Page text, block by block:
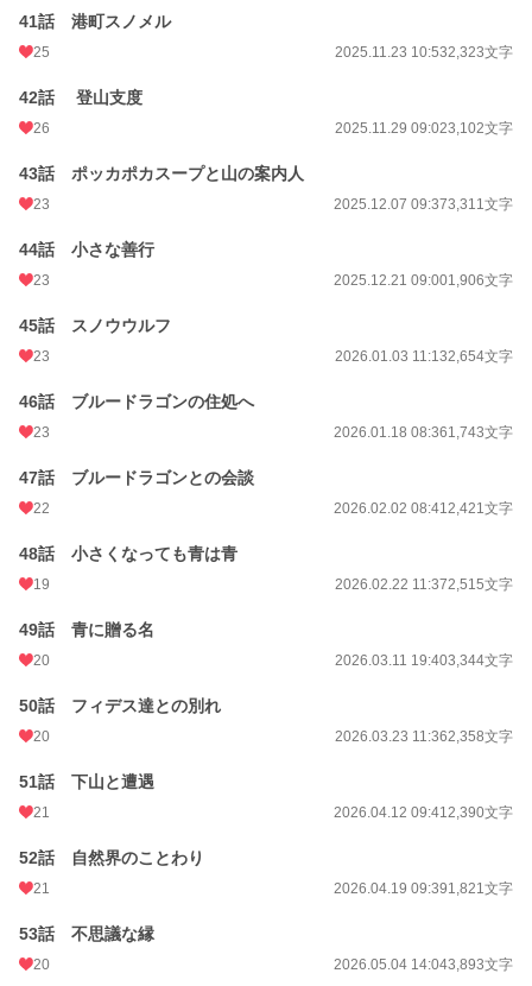
41話 港町スノメル
25 2025.11.23 10:532,323文字
42話 登山支度
26 2025.11.29 09:023,102文字
43話 ポッカポカスープと山の案内人
23 2025.12.07 09:373,311文字
44話 小さな善行
23 2025.12.21 09:001,906文字
45話 スノウウルフ
23 2026.01.03 11:132,654文字
46話 ブルードラゴンの住処へ
23 2026.01.18 08:361,743文字
47話 ブルードラゴンとの会談
22 2026.02.02 08:412,421文字
48話 小さくなっても青は青
19 2026.02.22 11:372,515文字
49話 青に贈る名
20 2026.03.11 19:403,344文字
50話 フィデス達との別れ
20 2026.03.23 11:362,358文字
51話 下山と遭遇
21 2026.04.12 09:412,390文字
52話 自然界のことわり
21 2026.04.19 09:391,821文字
53話 不思議な縁
20 2026.05.04 14:043,893文字